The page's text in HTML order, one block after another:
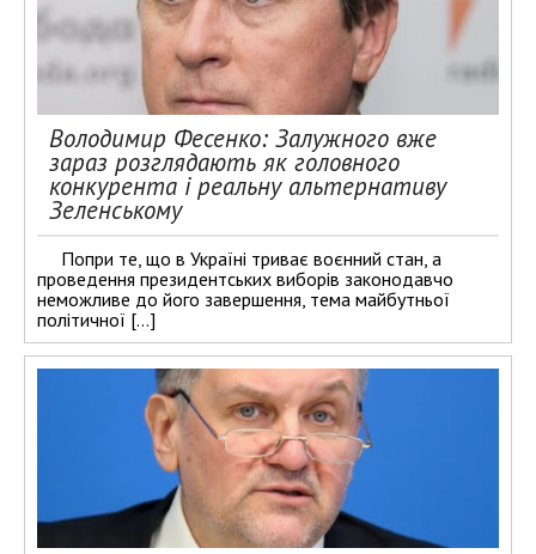
Володимир Фесенко: Залужного вже
зараз розглядають як головного
конкурента і реальну альтернативу
Зеленському
Попри те, що в Україні триває воєнний стан, а
проведення президентських виборів законодавчо
неможливе до його завершення, тема майбутньої
політичної […]